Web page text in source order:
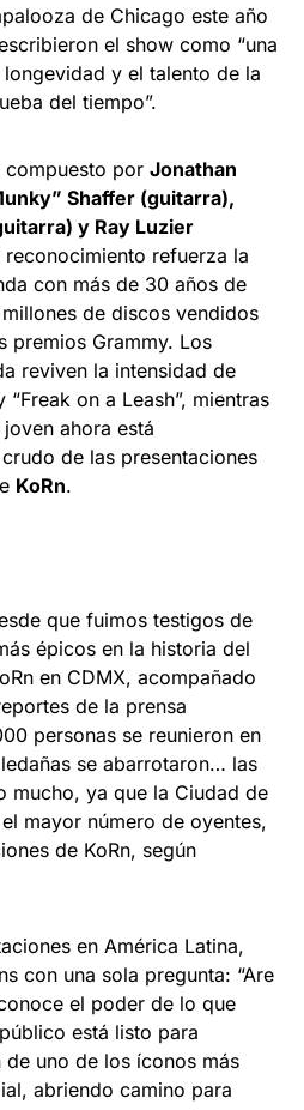
de Chicago este año
el show como “una
y el talento de la
del tiempo”.
compuesto por Jonathan
Shaffer (guitarra),
y Ray Luzier
reconocimiento refuerza la
con más de 30 años de
de discos vendidos
premios Grammy. Los
reviven la intensidad de
on a Leash”, mientras
ahora está
de las presentaciones
KoRn.
que fuimos testigos de
épicos en la historia del
en CDMX, acompañado
de la prensa
personas se reunieron en
se abarrotaron… las
mucho, ya que la Ciudad de
mayor número de oyentes,
de KoRn, según
en América Latina,
con una sola pregunta: “Are
el poder de lo que
está listo para
uno de los íconos más
abriendo camino para